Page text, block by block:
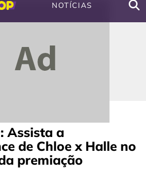
NOTÍCIAS
Assista a
de Chloe x Halle no
premiação